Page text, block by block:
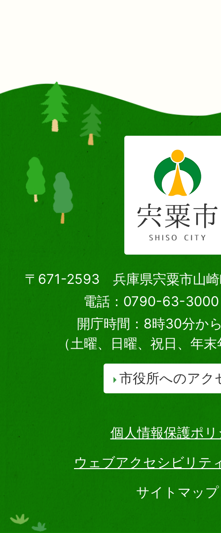
〒671-2593 兵庫県宍粟市山崎
電話：0790-63-3000
開庁時間：8時30分か
（土曜、日曜、祝日、年
市役所へのアク
個人情報保護ポ
ウェブアクセシビリテ
サイトマップ